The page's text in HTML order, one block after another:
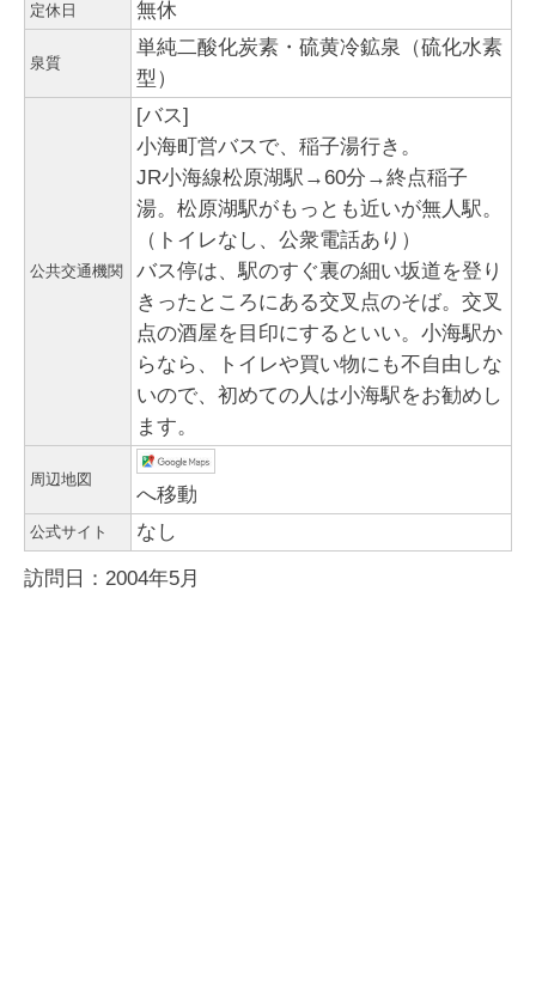
定休日 無休
泉質
単純二酸化炭素・硫黄冷鉱泉（硫化水素
型）
公共交通機関
[バス]
小海町営バスで、稲子湯行き。
JR小海線松原湖駅→60分→終点稲子
湯。松原湖駅がもっとも近いが無人駅。
（トイレなし、公衆電話あり）
バス停は、駅のすぐ裏の細い坂道を登り
きったところにある交叉点のそば。交叉
点の酒屋を目印にするといい。小海駅か
らなら、トイレや買い物にも不自由しな
いので、初めての人は小海駅をお勧めし
ます。
周辺地図
へ移動
公式サイト なし
訪問日：2004年5月